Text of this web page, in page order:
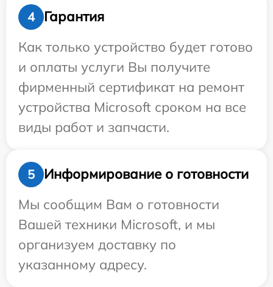
4
Гарантия
Как только устройство будет готово
и оплаты услуги Вы получите
фирменный сертификат на ремонт
устройства Microsoft сроком на все
виды работ и запчасти.
5
Информирование о готовности
Мы сообщим Вам о готовности
Вашей техники Microsoft, и мы
организуем доставку по
указанному адресу.